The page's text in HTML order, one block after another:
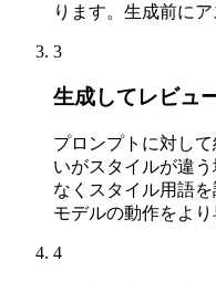
ります。生成前に
3
生成してレビュ
プロンプトに対し
いがスタイルが違
なくスタイル用語
モデルの動作をより
4